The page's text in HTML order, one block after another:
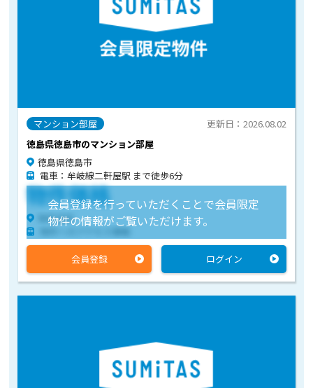
マンション部屋
徳島県徳島市のマンション部屋
更新日：2026.08.02
徳島県徳島市
電車：牟岐線二軒屋駅 まで徒歩6分
会員登録を行っていただくことで会員限定
物件の情報がご覧いただけます。
物件価格
物件住所
物件へのアクセス情報
会員登録 ログイン